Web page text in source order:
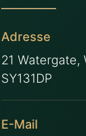
Adresse
21
SY131DP
E-Mail